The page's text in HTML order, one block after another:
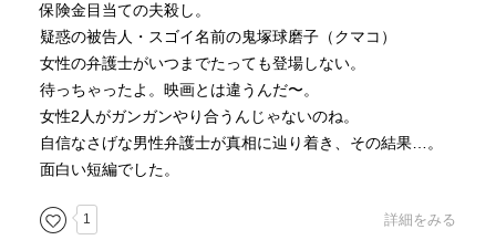
保険金目当ての夫殺し。
疑惑の被告人・スゴイ名前の鬼塚球磨子（クマコ）
女性の弁護士がいつまでたっても登場しない。
待っちゃったよ。映画とは違うんだ〜。
女性2人がガンガンやり合うんじゃないのね。
自信なさげな男性弁護士が真相に辿り着き、その結果…。
面白い短編でした。
1 詳細をみる